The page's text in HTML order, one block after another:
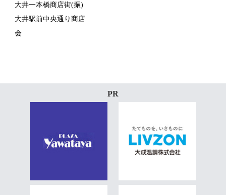
大井一本橋商店街(振)
大井駅前中央通り商店
会
PR